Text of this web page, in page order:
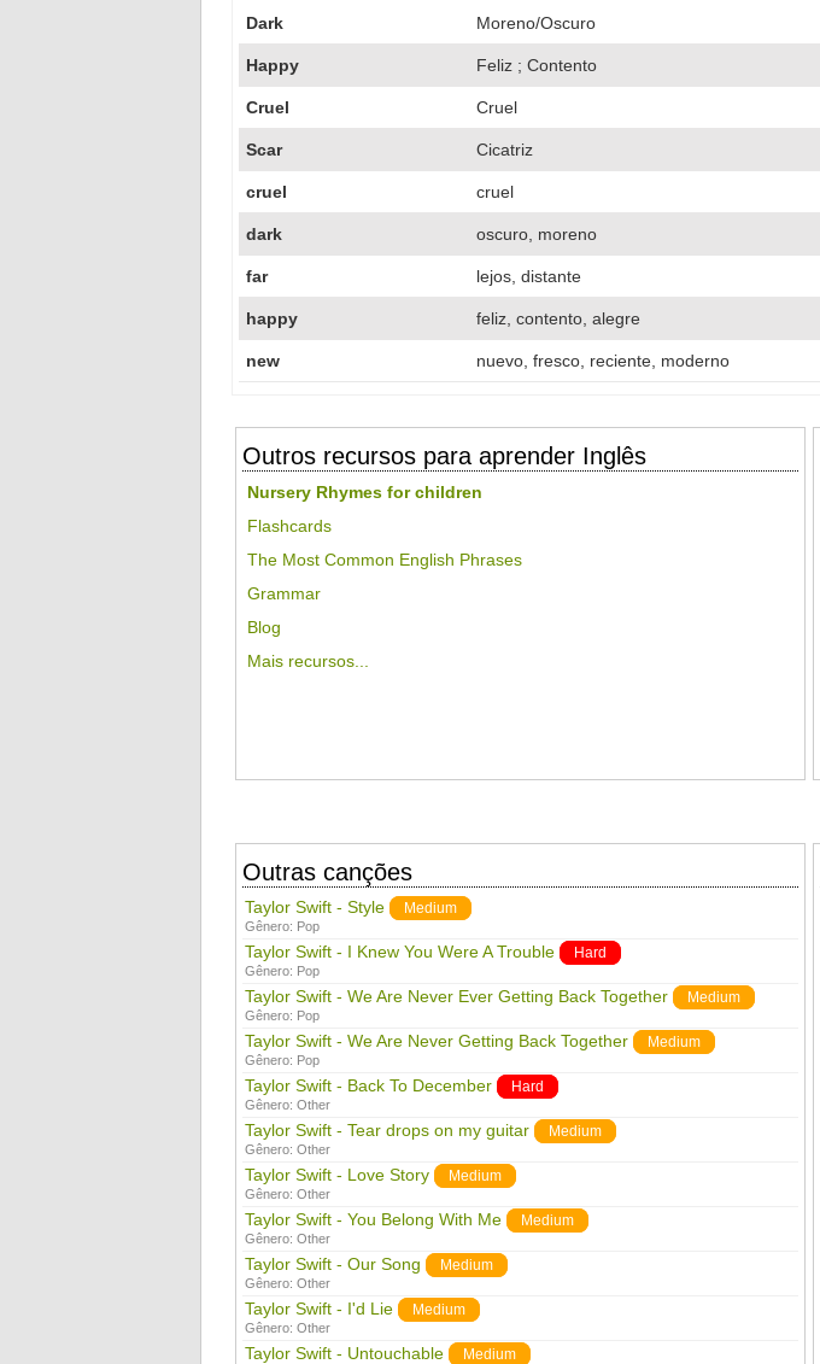
Dark Moreno/Oscuro
Happy Feliz ; Contento
Cruel Cruel
Scar Cicatriz
cruel cruel
dark oscuro, moreno
far lejos, distante
happy feliz, contento, alegre
new nuevo, fresco, reciente, moderno
Outros recursos para aprender Inglês
Nursery Rhymes for children
Flashcards
The Most Common English Phrases
Grammar
Blog
Mais recursos...
Outras canções
Taylor Swift - Style Medium
Gênero: Pop
Taylor Swift - I Knew You Were A Trouble Hard
Gênero: Pop
Taylor Swift - We Are Never Ever Getting Back Together Medium
Gênero: Pop
Taylor Swift - We Are Never Getting Back Together Medium
Gênero: Pop
Taylor Swift - Back To December Hard
Gênero: Other
Taylor Swift - Tear drops on my guitar Medium
Gênero: Other
Taylor Swift - Love Story Medium
Gênero: Other
Taylor Swift - You Belong With Me Medium
Gênero: Other
Taylor Swift - Our Song Medium
Gênero: Other
Taylor Swift - I'd Lie Medium
Gênero: Other
Taylor Swift - Untouchable Medium